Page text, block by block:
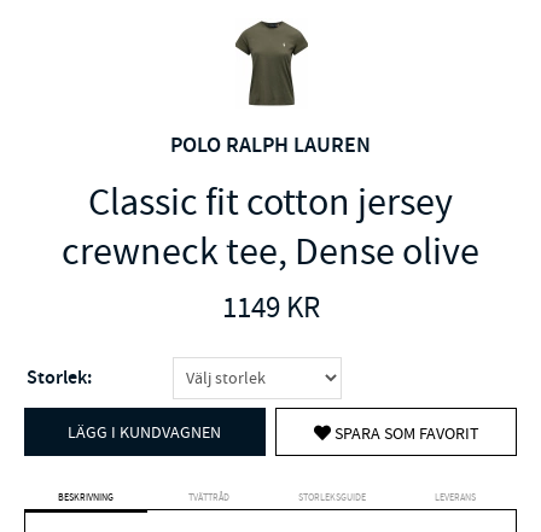
POLO RALPH LAUREN
Classic fit cotton jersey
crewneck tee, Dense olive
1149KR
Storlek:
LÄGG I KUNDVAGNEN SPARA SOM FAVORIT
BESKRIVNING TVÄTTRÅD STORLEKSGUIDE LEVERANS